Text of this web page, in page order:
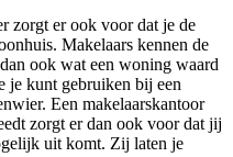
zorgt er ook voor dat je de
Makelaars kennen de
ook wat een woning waard
je kunt gebruiken bij een
Een makelaarskantoor
zorgt er dan ook voor dat jij
uit komt. Zij laten je